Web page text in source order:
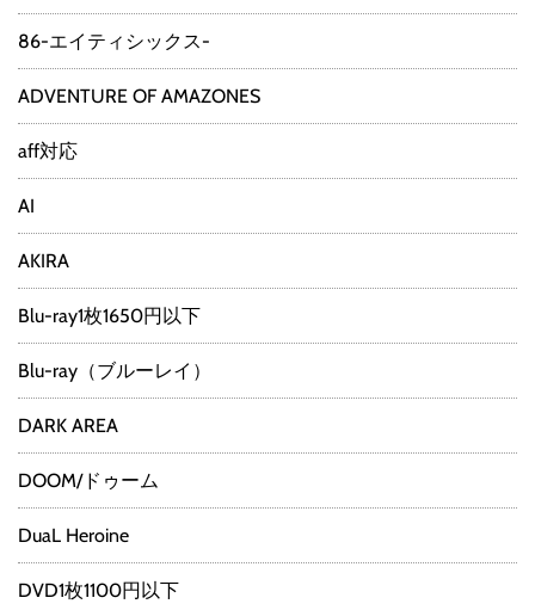
86-エイティシックス-
ADVENTURE OF AMAZONES
aff対応
AI
AKIRA
Blu-ray1枚1650円以下
Blu-ray（ブルーレイ）
DARK AREA
DOOM/ドゥーム
DuaL Heroine
DVD1枚1100円以下